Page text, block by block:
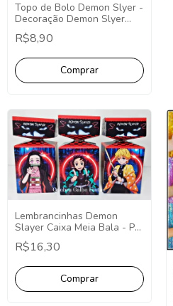
Topo de Bolo Demon Slyer -
Decoração Demon Slyer
Topo de Bolo Redondo
R$8,90
Lembrancinhas Demon
Slayer Caixa Meia Bala - Pct
com 10
R$16,30